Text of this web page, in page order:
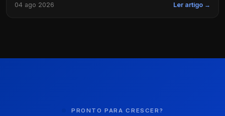
04 ago 2026 Ler artigo →
PRONTO PARA CRESCER?